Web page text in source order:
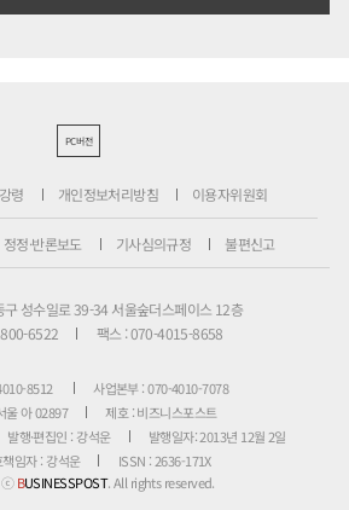
PC버전
령 개인정보처리방침 이용자위원회
정정·반론보도 기사심의규정 불편신고
구 성수일로 39-34 서울숲더스페이스 12층
6522
팩스 : 070-4015-8658
8512
사업본부 : 070-4010-7078
울 아 02897
제호 : 비즈니스포스트
발행·편집인 : 강석운
발행일자: 2013년 12월 2일
임자 : 강석운
ISSN : 2636-171X
ⓒBUSINESSPOST. All rights reserved.